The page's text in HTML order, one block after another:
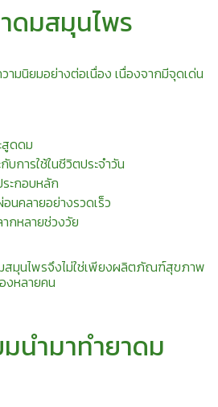
ดมสมุนไพร
ามนิยมอย่างต่อเนื่อง เนื่องจากมีจุดเด่น
สูดดม
การใช้ในชีวิตประจำวัน
ะกอบหลัก
นคลายอย่างรวดเร็ว
กหลายช่วงวัย
มุนไพรจึงไม่ใช่เพียงผลิตภัณฑ์สุขภาพ
งหลายคน
นำมาทำยาดม